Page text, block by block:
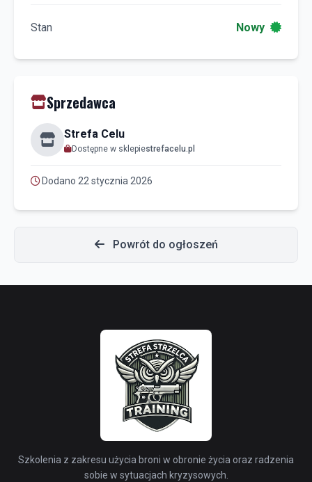
Stan Nowy
Sprzedawca
Strefa Celu
Dostępne w sklepiestrefacelu.pl
Dodano 22 stycznia 2026
Powrót do ogłoszeń
Szkolenia z zakresu użycia broni w obronie życia oraz radzenia
sobie w sytuacjach kryzysowych.